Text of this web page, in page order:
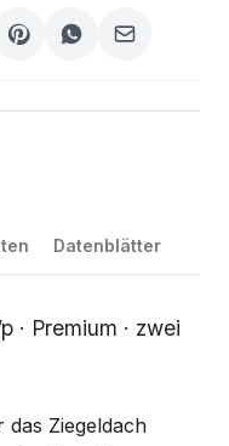
Datenblätter
· Premium · zwei
Ziegeldach